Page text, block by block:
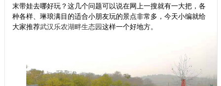
末带娃去哪好玩？这几个问题可以说在网上一搜就有一大把，各
种各样、琳琅满目的适合小朋友玩的景点非常多，今天小编就给
大家推荐武汉乐农湖畔生态园 这样一个好地方。